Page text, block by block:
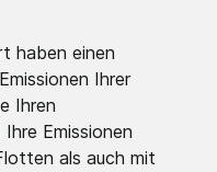
haben einen
Ihrer
Ihren
Emissionen
als auch mit